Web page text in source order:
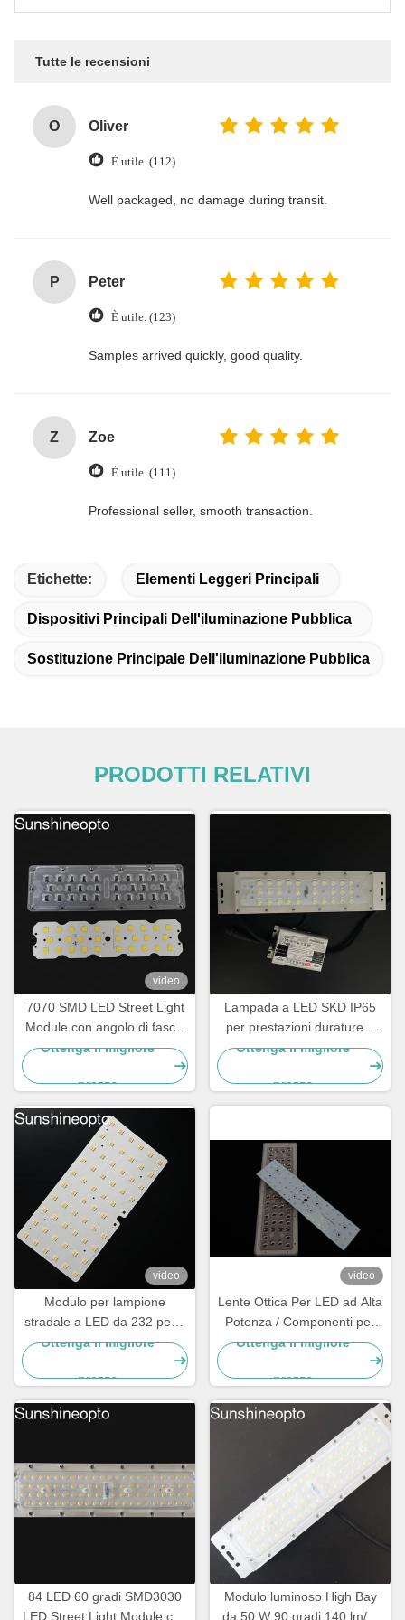
Tutte le recensioni
O Oliver
È utile. (112)
Well packaged, no damage during transit.
P Peter
È utile. (123)
Samples arrived quickly, good quality.
Z Zoe
È utile. (111)
Professional seller, smooth transaction.
Etichette: Elementi Leggeri Principali
Dispositivi Principali Dell'iluminazione Pubblica
Sostituzione Principale Dell'iluminazione Pubblica
PRODOTTI RELATIVI
video
7070 SMD LED Street Light
Module con angolo di fascio
di 158x103 gradi e 5050
illuminazione stradale da
50W-120W
Ottenga il migliore
prezzo
Lampada a LED SKD IP65
per prestazioni durature e
affidabili
Ottenga il migliore
prezzo
video
Modulo per lampione
stradale a LED da 232 pezzi
3030 SMD con angolo del
fascio di 115x150 gradi e
lente per PC di grado ottico
Ottenga il migliore
prezzo
video
Lente Ottica Per LED ad Alta
Potenza / Componenti per
Lampioni Stradali a LED per
Ottenga il migliore
prezzo
84 LED 60 gradi SMD3030
LED Street Light Module con
Modulo luminoso High Bay
da 50 W 90 gradi 140 lm/W